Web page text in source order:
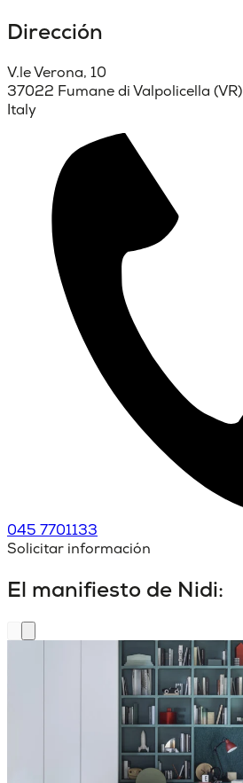
Dirección
V.le Verona, 10
37022 Fumane di Valpolicella (VR)
Italy
045 7701133
Solicitar información
El manifiesto de Nidi: